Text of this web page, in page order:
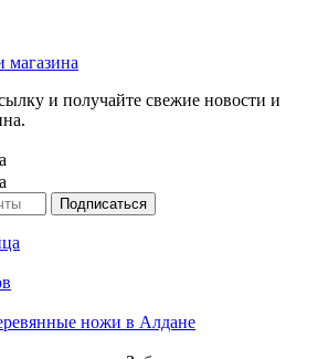
магазина
и получайте свежие новости и
ножи в Алдане